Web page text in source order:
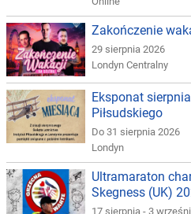
Zakończenie
29 sierpnia 2026
Londyn Centralny
Eksponat
Piłsudskiego
Do 31 sierpnia 2026
Londyn
Ultramaraton
Skegness (UK)
17 sierpnia - 3